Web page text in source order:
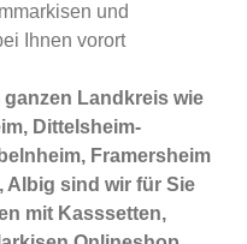
und
Ihnen vorort
ganzen Landkreis wie
Dittelsheim-
Framersheim
Albig sind wir für Sie
mit Kasssetten,